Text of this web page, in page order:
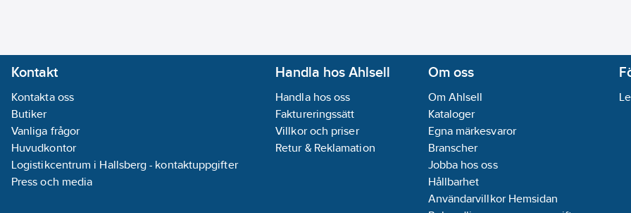
Kontakt
Kontakta oss
Butiker
Vanliga frågor
Huvudkontor
Logistikcentrum i Hallsberg - kontaktuppgifter
Press och media
Handla hos Ahlsell
Handla hos oss
Faktureringssätt
Villkor och priser
Retur & Reklamation
Om oss
Om Ahlsell
Kataloger
Egna märkesvaror
Branscher
Jobba hos oss
Hållbarhet
Användarvillkor Hemsidan